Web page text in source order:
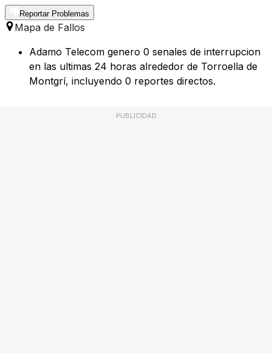
Reportar Problemas
Mapa de Fallos
Adamo Telecom genero 0 senales de interrupcion
en las ultimas 24 horas alrededor de Torroella de
Montgrí, incluyendo 0 reportes directos.
PUBLICIDAD